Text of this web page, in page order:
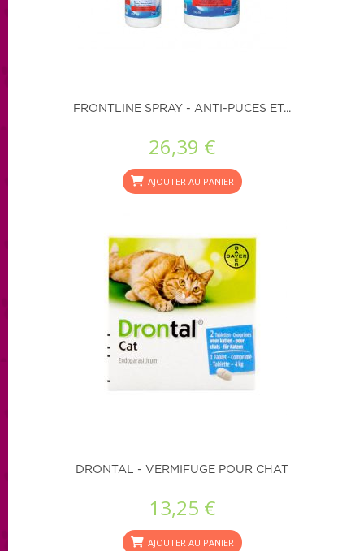
FRONTLINE SPRAY - ANTI-PUCES ET...
26,39 €
AJOUTER AU PANIER
DRONTAL - VERMIFUGE POUR CHAT
13,25 €
AJOUTER AU PANIER